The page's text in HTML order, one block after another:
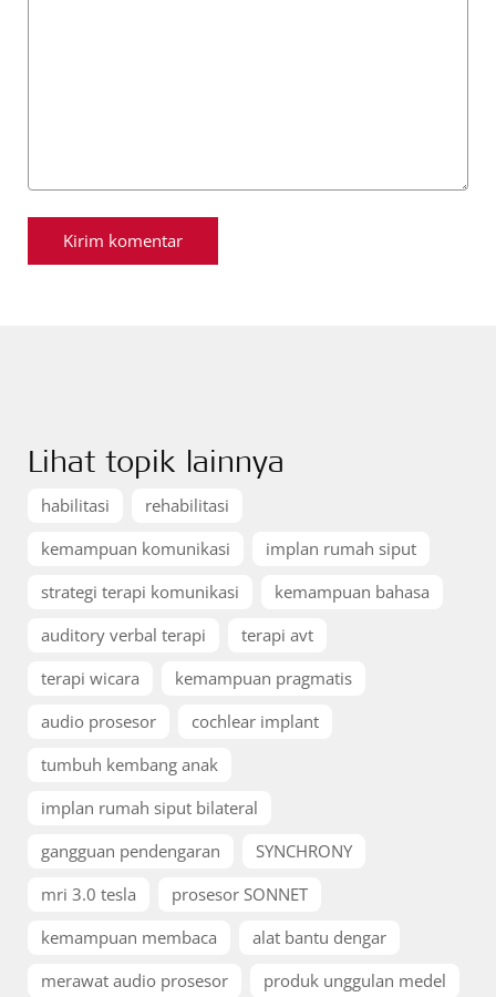
Lihat topik lainnya
habilitasi
rehabilitasi
kemampuan komunikasi
implan rumah siput
strategi terapi komunikasi
kemampuan bahasa
auditory verbal terapi
terapi avt
terapi wicara
kemampuan pragmatis
audio prosesor
cochlear implant
tumbuh kembang anak
implan rumah siput bilateral
gangguan pendengaran
SYNCHRONY
mri 3.0 tesla
prosesor SONNET
kemampuan membaca
alat bantu dengar
merawat audio prosesor
produk unggulan medel